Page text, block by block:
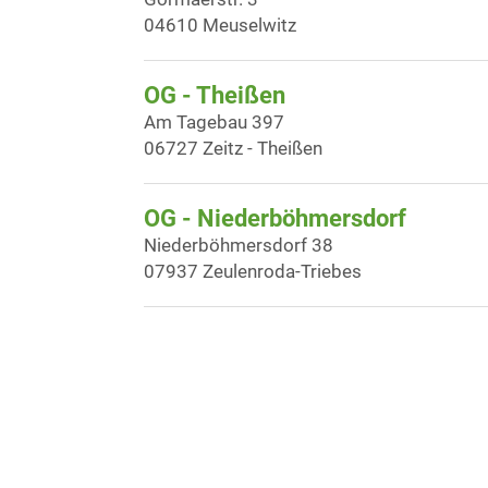
04610 Meuselwitz
OG - Theißen
Am Tagebau 397
06727 Zeitz - Theißen
OG - Niederböhmersdorf
Niederböhmersdorf 38
07937 Zeulenroda-Triebes